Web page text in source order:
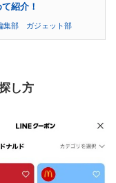
紹介！
集部 ガジェット部
し方